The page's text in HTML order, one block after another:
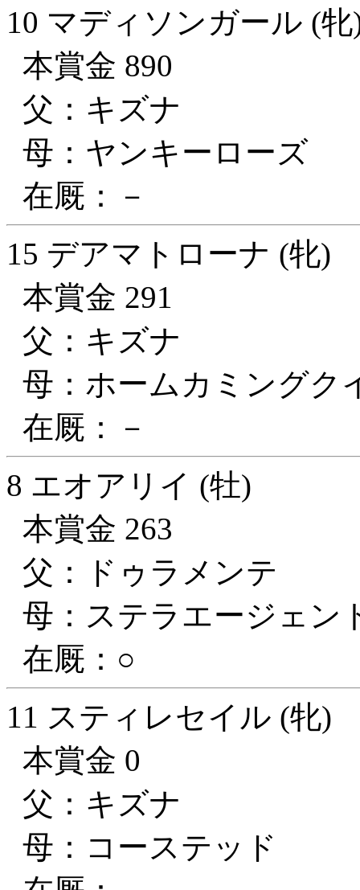
10 マディソンガール (牝
本賞金 890
父：キズナ
母：ヤンキーローズ
在厩：－
15 デアマトローナ (牝)
本賞金 291
父：キズナ
母：ホームカミングク
在厩：－
8 エオアリイ (牡)
本賞金 263
父：ドゥラメンテ
母：ステラエージェン
在厩：○
11 スティレセイル (牝)
本賞金 0
父：キズナ
母：コーステッド